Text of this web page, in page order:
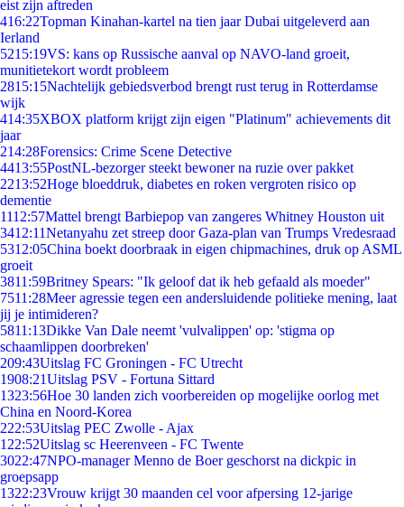
eist zijn aftreden
416:22Topman Kinahan-kartel na tien jaar Dubai uitgeleverd aan
Ierland
5215:19VS: kans op Russische aanval op NAVO-land groeit,
munitietekort wordt probleem
2815:15Nachtelijk gebiedsverbod brengt rust terug in Rotterdamse
wijk
414:35XBOX platform krijgt zijn eigen "Platinum" achievements dit
jaar
214:28Forensics: Crime Scene Detective
4413:55PostNL-bezorger steekt bewoner na ruzie over pakket
2213:52Hoge bloeddruk, diabetes en roken vergroten risico op
dementie
1112:57Mattel brengt Barbiepop van zangeres Whitney Houston uit
3412:11Netanyahu zet streep door Gaza-plan van Trumps Vredesraad
5312:05China boekt doorbraak in eigen chipmachines, druk op ASML
groeit
3811:59Britney Spears: "Ik geloof dat ik heb gefaald als moeder"
7511:28Meer agressie tegen een andersluidende politieke mening, laat
jij je intimideren?
5811:13Dikke Van Dale neemt 'vulvalippen' op: 'stigma op
schaamlippen doorbreken'
209:43Uitslag FC Groningen - FC Utrecht
1908:21Uitslag PSV - Fortuna Sittard
1323:56Hoe 30 landen zich voorbereiden op mogelijke oorlog met
China en Noord-Korea
222:53Uitslag PEC Zwolle - Ajax
1 22:52Uitslag sc Heerenveen - FC Twente
3022:47NPO-manager Menno de Boer geschorst na dickpic in
groepsapp
1322:23Vrouw krijgt 30 maanden cel voor afpersing 12-jarige